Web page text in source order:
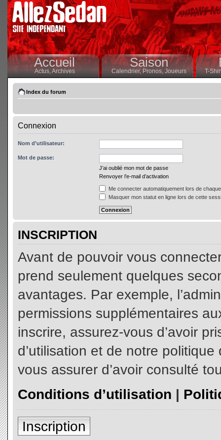
Accueil
Actus,Archives
Saison
Calendrier,Pronos, Joueurs T-
Index du forum
Connexion
Nom d’utilisateur:
Mot de passe:
J’ai oublié mon mot de passe
Renvoyer l’e-mail d’activation
Me connecter automatiquement lors de
Masquer mon statut en ligne lors de cette
INSCRIPTION
Avant de pouvoir vous
prend seulement quelques
avantages. Par exemple,
permissions supplémentaires
inscrire, assurez-vous d’avoir
d’utilisation et de notre
vous assurer d’avoir consulté
Conditions d’utilisation |
Inscription